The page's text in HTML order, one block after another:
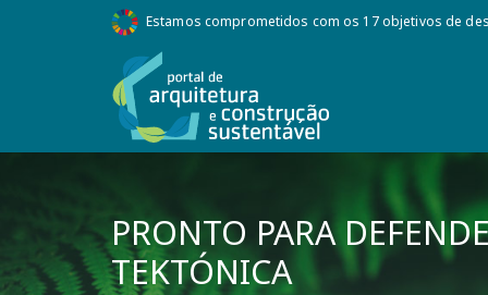
Estamos comprometidos com os 17 objetivos de
PRONTO PARA
TEKTÓNICA